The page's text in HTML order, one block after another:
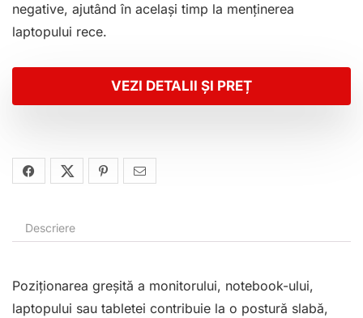
negative, ajutând în același timp la menținerea
laptopului rece.
VEZI DETALII ȘI PREȚ
Descriere
Poziționarea greșită a monitorului, notebook-ului,
laptopului sau tabletei contribuie la o postură slabă,